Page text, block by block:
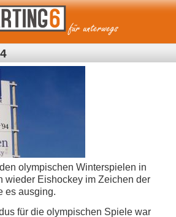
olympischen Winterspielen in
wieder Eishockey im Zeichen der
es ausging.
für die olympischen Spiele war